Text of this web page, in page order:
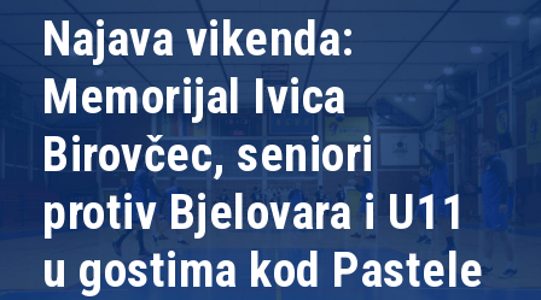
Najava vikenda:
Memorijal Ivica
Birovčec, seniori
protiv Bjelovara i U11
u gostima kod Pastele